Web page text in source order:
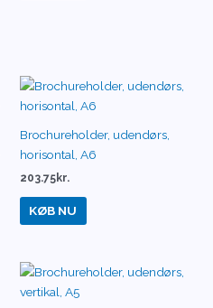
Brochureholder, udendørs,
horisontal, A6
203.75kr.
KØB NU